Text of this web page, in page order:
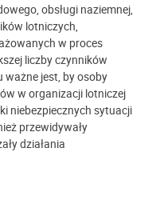
obsługi naziemnej,
lotniczych,
w proces
liczby czynników
jest, by osoby
w organizacji lotniczej
niebezpiecznych sytuacji
przewidywały
działania